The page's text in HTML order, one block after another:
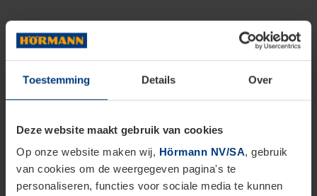
Toestemming Details Over
Deze website maakt gebruik van cookies
Op onze website maken wij, Hörmann NV/SA, gebruik
van cookies om de weergegeven pagina's te
personaliseren, functies voor sociale media te kunnen